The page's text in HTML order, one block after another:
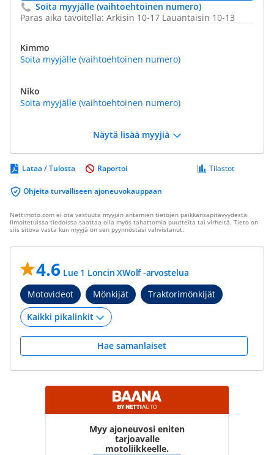
Soita myyjälle (vaihtoehtoinen numero)
Paras aika tavoitella: Arkisin 10-17 Lauantaisin 10-13
Kimmo
Soita myyjälle (vaihtoehtoinen numero)
Niko
Soita myyjälle (vaihtoehtoinen numero)
Näytä lisää myyjiä
Lataa / Tulosta
Ohjeita turvalliseen ajoneuvokauppaan
Tilastot
Raportoi
Nettimoto.com ei ota vastuuta myyjän antamien tietojen paikkansapitävyydestä.
Ilmoitetuissa tiedoissa saattaa olla myös tahattomia puutteita tai virheitä. Tieto on
siis sitova vasta kun myyjä on sen pyynnöstäsi vahvistanut.
4.6 Lue 1 Loncin XWolf -arvostelua
Motovideot
Mönkijät Traktorimönkijät
Hae samanlaiset
Myy ajoneuvosi eniten
tarjoavalle
motoliikkeelle.